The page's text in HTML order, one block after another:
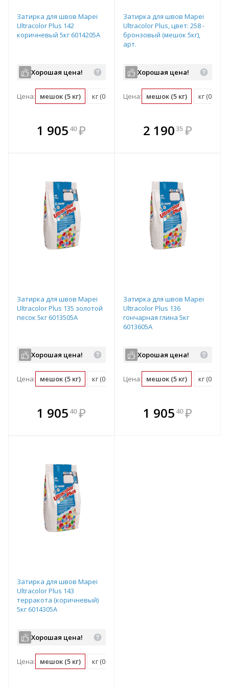
Затирка для швов Mapei
Ultracolor Plus 142
коричневый 5кг 6014205A
Хорошая цена!
Цена: мешок (5 кг) кг (0.2 мешок)
1 905 40 ₽
В комплекте
всегда выгоднее!
Затирка для швов Mapei
Ultracolor Plus, цвет: 258 -
бронзовый (мешок 5кг),
арт.
Хорошая цена!
Цена: мешок (5 кг) кг (0.2
В комплекте
всегда выгоднее!
2 19035 ₽
Затирка для швов Mapei
Ultracolor Plus 135 золотой
песок 5кг 6013505A
Хорошая цена!
Цена: мешок (5 кг) кг (0.2 мешок)
1 905 40 ₽
В комплекте
всегда выгоднее!
Затирка для швов Mapei
Ultracolor Plus 136
гончарная глина 5кг
6013605A
Хорошая цена!
Цена: мешок (5 кг) кг (0.2
В комплекте
всегда выгоднее!
1 905 40 ₽
Затирка для швов Mapei
Ultracolor Plus 143
терракота (коричневый)
5кг 6014305A
Хорошая цена!
Цена: мешок (5 кг) кг (0.2 мешок)